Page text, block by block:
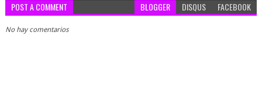
POST A COMMENT BLOGGER DISQUS FACEBOOK
No hay comentarios